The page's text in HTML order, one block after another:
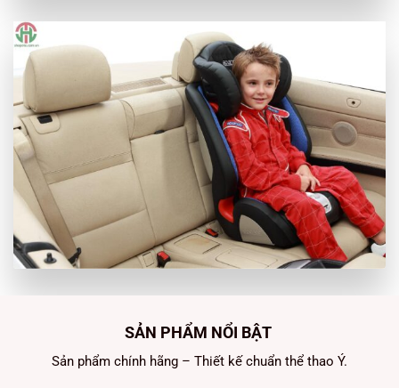
SẢN PHẨM NỔI BẬT
Sản phẩm chính hãng – Thiết kế chuẩn thể thao Ý.